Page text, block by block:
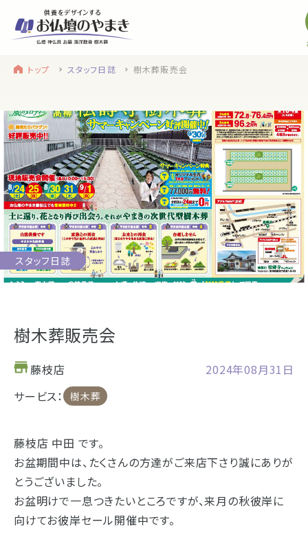
お近くのお店を探す
浜松店
営業日時
9:00～18:00 毎週火曜日定休
駐車場
駐車場12台駐車可能
所在地
〒434-0026
サイトメニュー
トップ
やまきについて
service
静岡のお盆
盆提灯・初盆で使う品・その他お盆用品
main service
お仏壇
仏具
海洋散骨
樹木葬
トップ スタッフ日誌 樹木葬販売会
スタッフ日誌
樹木葬販売会
藤枝店
2024年08月31日
サービス：
樹木葬
藤枝店 中田 です。
お盆期間中は、たくさんの方達がご来店下さり誠にありが
とうございました。
お盆明けで一息つきたいところですが、来月の秋彼岸に
向けてお彼岸セール開催中です。